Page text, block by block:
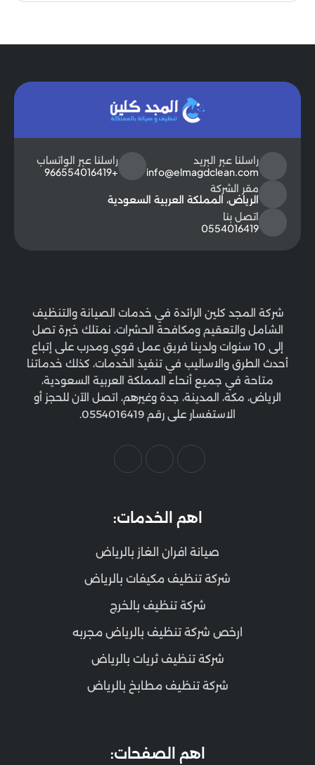
راسلنا عبر البريد
info@elmagdclean.com
راسلنا عبر الواتساب
+966554016419
مقر الشركة
الرياض، المملكة العربية السعودية
اتصل بنا
0554016419
شركة المجد كلين الرائدة في خدمات الصيانة والتنظيف
الشامل والتعقيم ومكافحة الحشرات، نمتلك خبرة تصل
إلى 10 سنوات ولدينا فريق عمل قوي ومدرب على إتباع
أحدث الطرق والاساليب في تنفيذ الخدمات، كذلك خدماتنا
متاحة في جميع أنحاء المملكة العربية السعودية،
الرياض، مكة، المدينة، جدة وغيرهم، اتصل الآن للحجز أو
الاستفسار على رقم 0554016419.
اهم الخدمات:
صيانة افران الغاز بالرياض
شركة تنظيف مكيفات بالرياض
شركة تنظيف بالخرج
ارخص شركة تنظيف بالرياض مجربه
شركة تنظيف ثريات بالرياض
شركة تنظيف مطابخ بالرياض
اهم الصفحات: